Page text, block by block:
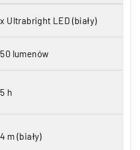
Ultrabright LED (biały)
lumenów
h
m (biały)